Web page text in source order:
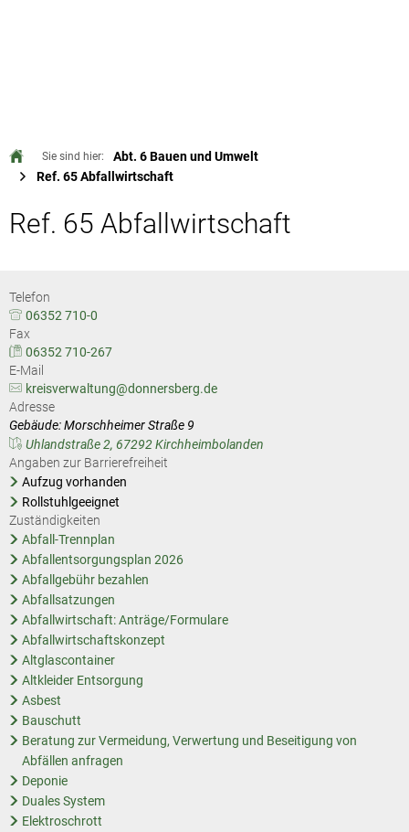
Sie sind hier:
Abt. 6 Bauen und Umwelt
Ref. 65 Abfallwirtschaft
Ref. 65 Abfallwirtschaft
Telefon
06352 710-0
Fax
06352 710-267
E-Mail
kreisverwaltung@donnersberg.de
Adresse
Gebäude: Morschheimer Straße 9
Uhlandstraße 2, 67292 Kirchheimbolanden
Angaben zur Barrierefreiheit
Aufzug vorhanden
Rollstuhlgeeignet
Zuständigkeiten
Abfall-Trennplan
Abfallentsorgungsplan 2026
Abfallgebühr bezahlen
Abfallsatzungen
Abfallwirtschaft: Anträge/Formulare
Abfallwirtschaftskonzept
Altglascontainer
Altkleider Entsorgung
Asbest
Bauschutt
Beratung zur Vermeidung, Verwertung und Beseitigung von
Abfällen anfragen
Deponie
Duales System
Elektroschrott